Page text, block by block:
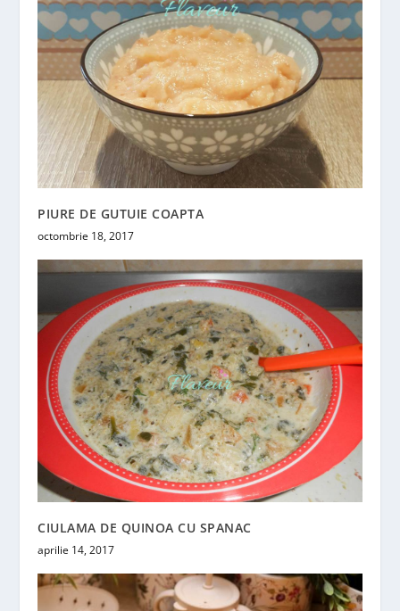
PIURE DE GUTUIE COAPTA
octombrie 18, 2017
CIULAMA DE QUINOA CU SPANAC
aprilie 14, 2017